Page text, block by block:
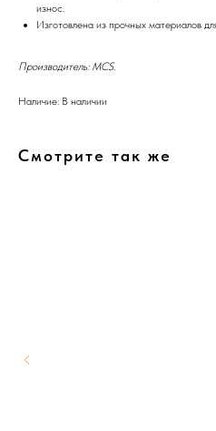
износ.
Изготовлена из прочных материалов
Производитель: MCS.
Наличие: В наличии
Смотрите так же